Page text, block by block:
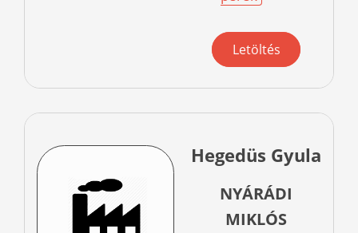
Letöltés
Hegedüs Gyula
NYÁRÁDI
MIKLÓS